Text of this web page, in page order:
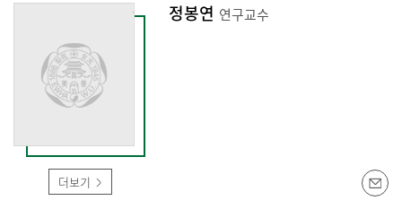
더보기
정봉연 연구교수